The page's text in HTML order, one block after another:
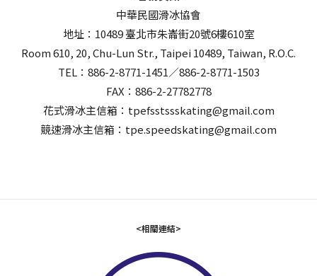
中華民國滑冰協會
地址：10489 臺北市朱崙街20號6樓610室
Room 610, 20, Chu-Lun Str., Taipei 10489, Taiwan, R.O.C.
TEL：886-2-8771-1451／886-2-8771-1503
FAX：886-2-27782778
花式滑冰主信箱：tpefsstssskating@gmail.com
競速滑冰主信箱：tpe.speedskating@gmail.com
<相關連結>